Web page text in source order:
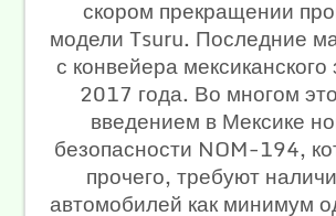
скором прекращении
модели Tsuru. Последние
с конвейера
2017 года. Во многом
введением в Мексике
безопасности NOM-194,
прочего, требуют
автомобилей как минимум